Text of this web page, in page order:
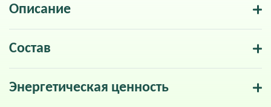
Описание
Состав
Энергетическая ценность